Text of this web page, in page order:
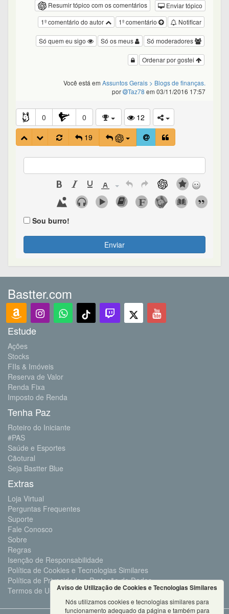
Resumir tópico com os comentários
Enviar tópico
Notificar
1º comentário
1º comentário do autor
Só moderadores
Só os meus
Só quem eu sigo
Ordenar por gostei
Você está em Assuntos Gerais > Blogs de finanças.
por
Taz78 em 03/11/2016 17:57
0 0
12
19
Sou burro!
Enviar
Bastter.com
Estude
Ações
Stocks
FIIs & Imóveis
Reserva de Valor
Renda Fixa
Imposto de Renda
Tenha Paz
Roteiro do Iniciante
#PAS
Saúde e Esportes
Cãotural
Seja Bastter Blue
Extras
Loja Virtual
Perguntas Frequentes
Suporte
Fale Conosco
Sobre
Regras
Isenção de Responsabilidade
Política de Cookies e Tecnologias Similares
Política de Privacidade e Proteção de Dados
Termos de UsoAviso de Utilização de Cookies e Tecnologias Similares
Nós utilizamos cookies e tecnologias similares para
funcionamento adequado da página e também para